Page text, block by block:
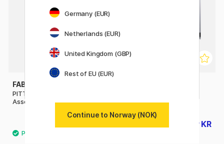
FABER-CASTELL
PITT Monochrome Wood Case
Assortment
122 deler
629 KR
Germany (EUR)
Netherlands (EUR)
United Kingdom (GBP)
Rest of EU (EUR)
Continue to Norway (NOK)